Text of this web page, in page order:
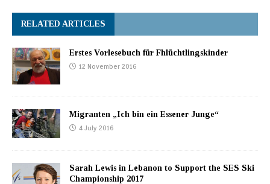
RELATED ARTICLES
Erstes Vorlesebuch für Fhlüchtlingskinder
12 November 2016
Migranten „Ich bin ein Essener Junge“
4 July 2016
Sarah Lewis in Lebanon to Support the SES Ski
Championship 2017